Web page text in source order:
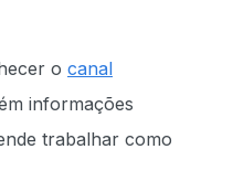
o canal
informações
trabalhar como